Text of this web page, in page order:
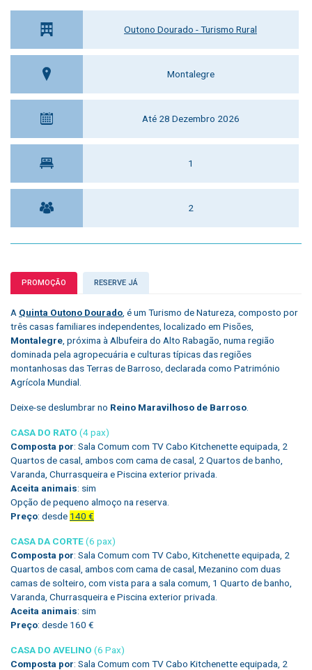
Outono Dourado - Turismo Rural
Montalegre
Até 28 Dezembro 2026
1
2
PROMOÇÃO RESERVE JÁ
A Quinta Outono Dourado , é um Turismo de Natureza, composto por
três casas familiares independentes, localizado em Pisões,
Montalegre , próxima à Albufeira do Alto Rabagão, numa região
dominada pela agropecuária e culturas típicas das regiões
montanhosas das Terras de Barroso, declarada como Património
Agrícola Mundial.
Deixe-se deslumbrar no Reino Maravilhoso de Barroso
CASA DO RATO (4 pax)
Composta por: Sala Comum com TV Cabo Kitchenette equipada, 2
Quartos de casal, ambos com cama de casal, 2 Quartos de banho,
Varanda, Churrasqueira e Piscina exterior privada.
Aceita animais: sim
Opção de pequeno almoço na reserva.
Preço: desde 140 €
CASA DA CORTE(6 pax)
Composta por: Sala Comum com TV Cabo, Kitchenette equipada, 2
Quartos de casal, ambos com cama de casal, Mezanino com duas
camas de solteiro, com vista para a sala comum, 1 Quarto de banho,
Varanda, Churrasqueira e Piscina exterior privada.
Aceita animais: sim
Preço: desde 160 €
CASA DO AVELINO (6 Pax)
Composta por: Sala Comum com TV Cabo Kitchenette equipada, 2